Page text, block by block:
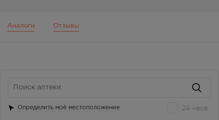
Аналоги Отзывы
Определить моё местоположение 24 часа